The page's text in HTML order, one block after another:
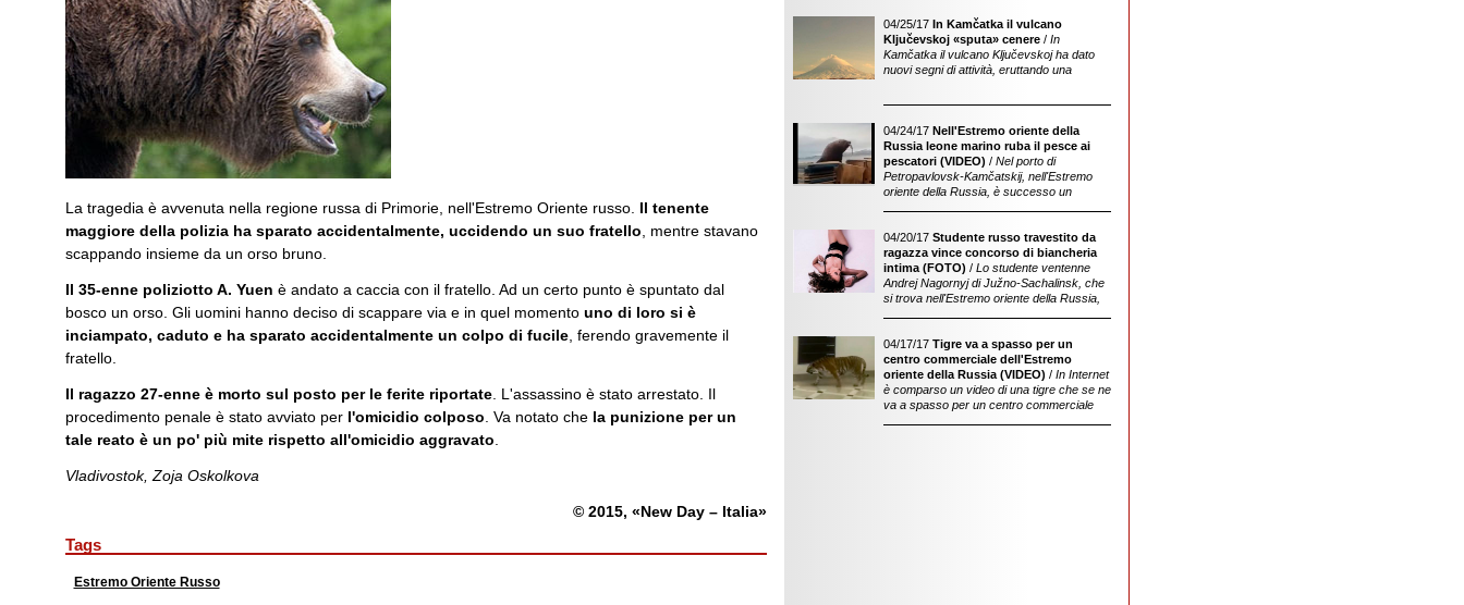
La tragedia è avvenuta nella regione russa di Primorie, nell'Estremo Oriente russo. Il tenente
maggiore della polizia ha sparato accidentalmente, uccidendo un suo fratello , mentre stavano
scappando insieme da un orso bruno.
Il 35-enne poliziotto A. Yuen è andato a caccia con il fratello. Ad un certo punto è spuntato dal
bosco un orso. Gli uomini hanno deciso di scappare via e in quel momento uno di loro si è
inciampato, caduto e ha sparato accidentalmente un colpo di fucile, ferendo gravemente il
fratello.
Il ragazzo 27-enne è morto sul posto per le ferite riportate. L'assassino è stato arrestato. Il
procedimento penale è stato avviato per l'omicidio colposo . Va notato che la punizione per un
tale reato è un po' più mite rispetto all'omicidio aggravato
Vladivostok, Zoja Oskolkova
© 2015, «New Day – Italia»
Tags
Estremo Oriente Russo
04/25/17 In Kamčatka il vulcano
Ključevskoj «sputa» cenere/ In
Kamčatka il vulcano Ključevskoj ha dato
nuovi segni di attività, eruttando una
04/24/17 Nell'Estremo oriente della
Russia leone marino ruba il pesce ai
pescatori (VIDEO) / Nel porto di
Petropavlovsk-Kamčatskij, nell'Estremo
oriente della Russia, è successo un
da dei cassonetti ed è stato filmato da dei
04/20/17 Studente russo travestito da
ragazza vince concorso di biancheria
intima (FOTO) / Lo studente ventenne
Andrej Nagornyj di Južno-Sachalinsk, che
si trova nell'Estremo oriente della Russia,
04/17/17 Tigre va a spasso per un
centro commerciale dell'Estremo
oriente della Russia (VIDEO) / In Internet
è comparso un video di una tigre che se ne
va a spasso per un centro commerciale